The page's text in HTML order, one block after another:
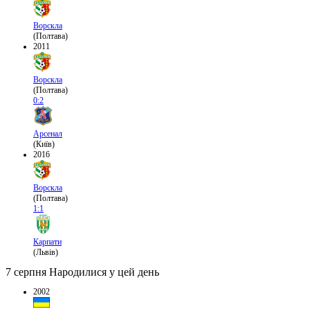
Ворскла
(Полтава)
2011
Ворскла
(Полтава)
0:2
Арсенал
(Київ)
2016
Ворскла
(Полтава)
1:1
Карпати
(Львів)
7 серпня Народилися у цей день
2002